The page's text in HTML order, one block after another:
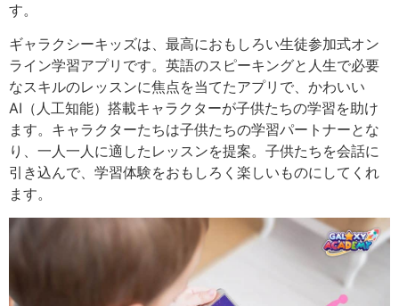
す。
ギャラクシーキッズは、最高におもしろい生徒参加式オン
ライン学習アプリです。英語のスピーキングと人生で必要
なスキルのレッスンに焦点を当てたアプリで、かわいい
AI（人工知能）搭載キャラクターが子供たちの学習を助け
ます。キャラクターたちは子供たちの学習パートナーとな
り、一人一人に適したレッスンを提案。子供たちを会話に
引き込んで、学習体験をおもしろく楽しいものにしてくれ
ます。